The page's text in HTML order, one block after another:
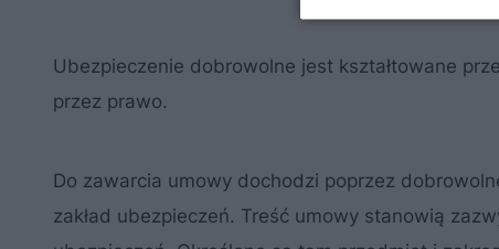
Ubezpieczenie dobrowolne jest kształtowane
przez prawo.
Do zawarcia umowy dochodzi poprzez
zakład ubezpieczeń. Treść umowy stanowią